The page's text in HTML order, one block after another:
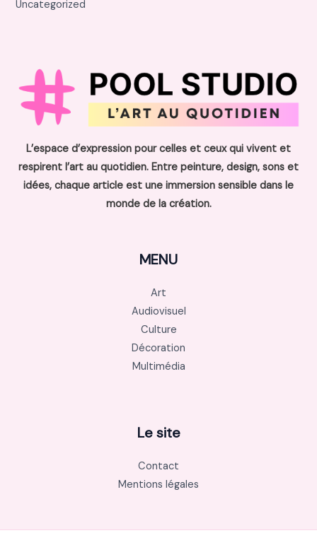
Uncategorized
L’espace d’expression pour celles et ceux qui vivent et
respirent l’art au quotidien. Entre peinture, design, sons et
idées, chaque article est une immersion sensible dans le
monde de la création.
MENU
Art
Audiovisuel
Culture
Décoration
Multimédia
Le site
Contact
Mentions légales